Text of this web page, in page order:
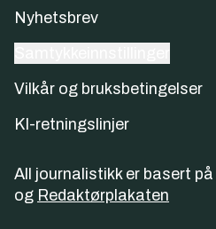
Nyhetsbrev
Vilkår og bruksbetingelser
KI-retningslinjer
All journalistikk er basert på
og Redaktørplakaten